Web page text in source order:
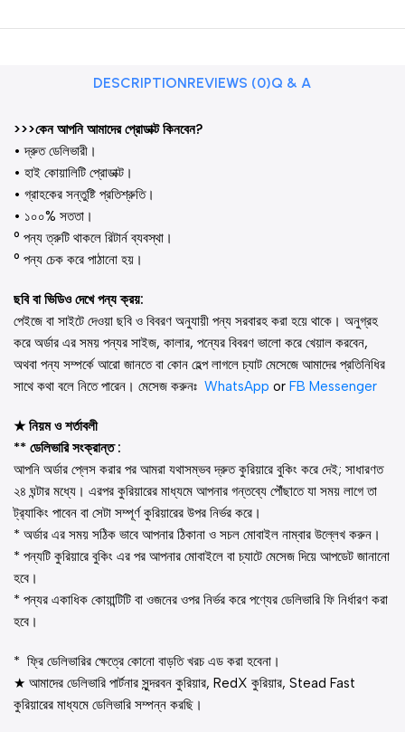
DESCRIPTIONREVIEWS (0)Q & A
>>>কেন আপনি আমাদের প্রোডাক্ট কিনবেন?
• দ্রুত ডেলিভারী।
• হাই কোয়ালিটি প্রোডাক্ট।
• গ্রাহকের সন্তুষ্টি প্রতিশ্রুতি।
• ১০০% সততা।
° পন্য ত্রুটি থাকলে রিটার্ন ব্যবস্থা।
° পন্য চেক করে পাঠানো হয়।
ছবি বা ভিডিও দেখে পন্য ক্রয়:
পেইজে বা সাইটে দেওয়া ছবি ও বিবরণ অনুযায়ী পন্য সরবারহ করা হয়ে থাকে। অনুগ্রহ
করে অর্ডার এর সময় পন্যর সাইজ, কালার, পন্যের বিবরণ ভালো করে খেয়াল করবেন,
অথবা পন্য সম্পর্কে আরো জানতে বা কোন হেল্প লাগলে চ্যাট মেসেজে আমাদের প্রতিনিধির
সাথে কথা বলে নিতে পারেন। মেসেজ করুনঃ WhatsApp or FB Messenger
★ নিয়ম ও শর্তাবলী
** ডেলিভারি সংক্রান্ত :
আপনি অর্ডার প্লেস করার পর আমরা যথাসম্ভব দ্রুত কুরিয়ারে বুকিং করে দেই; সাধারণত
২৪ ঘন্টার মধ্যে। এরপর কুরিয়ারের মাধ্যমে আপনার গন্তব্যে পৌঁছাতে যা সময় লাগে তা
ট্র‍্যাকিং পাবেন বা সেটা সম্পূর্ণ কুরিয়ারের উপর নির্ভর করে।
* অর্ডার এর সময় সঠিক ভাবে আপনার ঠিকানা ও সচল মোবাইল নাম্বার উল্লেখ করুন।
* পন্যটি কুরিয়ারে বুকিং এর পর আপনার মোবাইলে বা চ্যাটে মেসেজ দিয়ে আপডেট জানানো
হবে।
* পন্যর একাধিক কোয়ান্টিটি বা ওজনের ওপর নির্ভর করে পণ্যের ডেলিভারি ফি নির্ধারণ করা
হবে।
* ফ্রি ডেলিভারির ক্ষেত্রে কোনো বাড়তি খরচ এড করা হবেনা।
★ আমাদের ডেলিভারি পার্টনার সুন্দরবন কুরিয়ার, RedX কুরিয়ার, Stead Fast
কুরিয়ারের মাধ্যমে ডেলিভারি সম্পন্ন করছি।